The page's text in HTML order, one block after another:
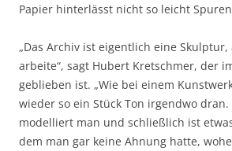
Papier hinterlässt nicht so leicht
„Das Archiv ist eigentlich eine
arbeite“, sagt Hubert Kretschmer, der
geblieben ist. „Wie bei einem
wieder so ein Stück Ton irgendwo
modelliert man und schließlich ist
dem man gar keine Ahnung hatte,